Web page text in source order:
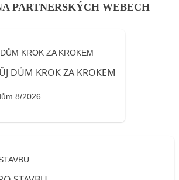
PARTNERSKÝCH WEBECH
KROK ZA KROKEM
8/2026